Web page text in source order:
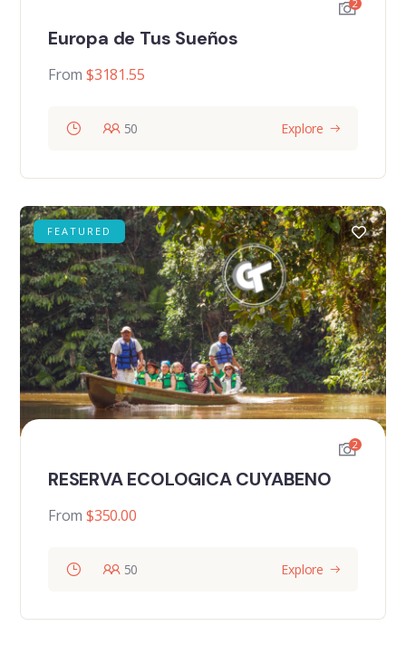
2
Europa de Tus Sueños
From $3181.55
50 Explore
FEATURED
2
RESERVA ECOLOGICA CUYABENO
From $350.00
50 Explore